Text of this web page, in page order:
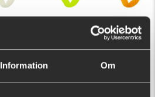
Information Om
till vilket tail bete som helst.